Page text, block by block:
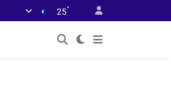
25°